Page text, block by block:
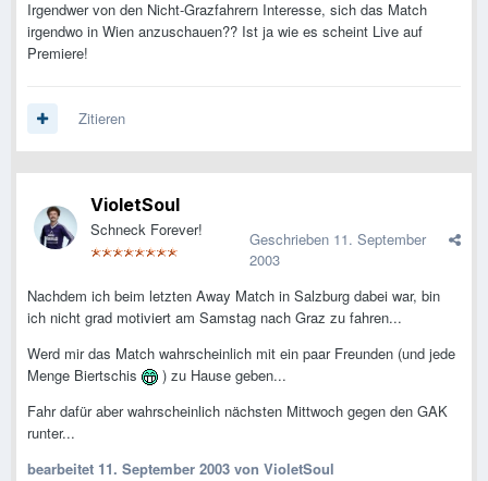
Irgendwer von den Nicht-Grazfahrern Interesse, sich das Match
irgendwo in Wien anzuschauen?? Ist ja wie es scheint Live auf
Premiere!
Zitieren
VioletSoul
Schneck Forever! Geschrieben 11. September
2003
Nachdem ich beim letzten Away Match in Salzburg dabei war, bin
ich nicht grad motiviert am Samstag nach Graz zu fahren...
Werd mir das Match wahrscheinlich mit ein paar Freunden (und jede
Menge Biertschis
) zu Hause geben...
Fahr dafür aber wahrscheinlich nächsten Mittwoch gegen den GAK
runter...
bearbeitet 11. September 2003 von VioletSoul